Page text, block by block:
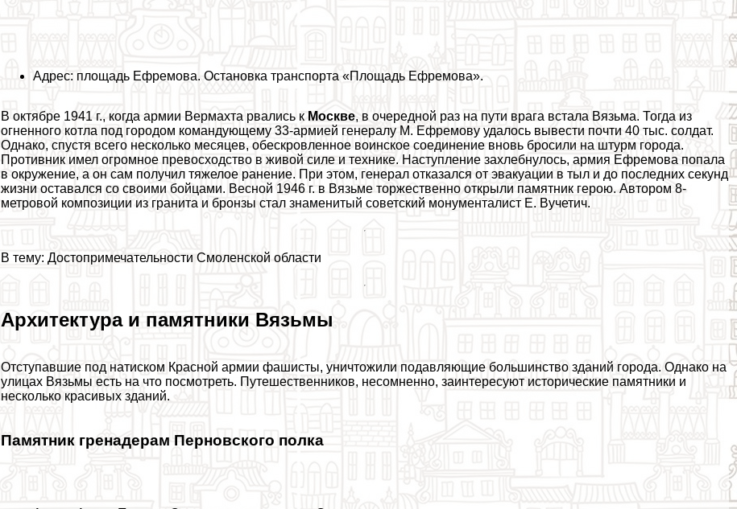
Адрес: площадь Ефремова. Остановка трaнcпорта «Площадь Ефремова».
В октябре 1941 г., когда армии Вермахта рвались к Москве, в очередной раз на пути врага встала Вязьма. Тогда из
огненного котла под городом комaндующему 33-армией генералу М. Ефремову удалось вывести почти 40 тыс. солдат.
Однако, спустя всего несколько месяцев, обескровленное воинское соединение вновь бросили на штурм города.
Противник имел огромное превосходство в живой силе и технике. Наступление захлебнулось, армия Ефремова попала
в окружение, а он сам получил тяжелое ранение. При этом, генерал отказался от эвакуации в тыл и до последних секунд
жизни оставался со своими бойцами. Весной 1946 г. в Вязьме торжественно открыли памятник герою. Автором 8-
метровой композиции из гранита и бронзы стал знаменитый советский монументалист Е. Вучетич.
В тему:Достопримечательности Смоленской области
Архитектура и памятники Вязьмы
Отступавшие под натиском Красной армии фашисты, уничтожили подавляющие большинство зданий города. Однако на
улицах Вязьмы есть на что посмотреть. Путешественников, несомненно, заинтересуют исторические памятники и
несколько красивых зданий.
Памятник гренадерам Перновского полка